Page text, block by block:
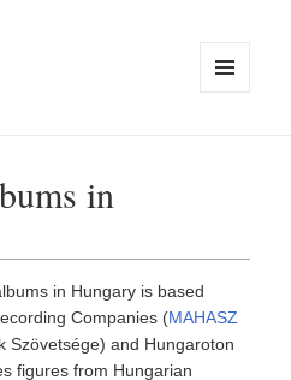
in
in Hungary is based
Companies (MAHASZ
Szövetsége) and Hungaroton
figures from Hungarian